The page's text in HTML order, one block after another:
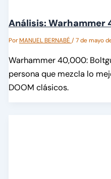
Análisis: Warhammer
PorMANUEL BERNABÉ /7 de mayo
Warhammer 40,000:
persona que mezcla lo
DOOM clásicos.